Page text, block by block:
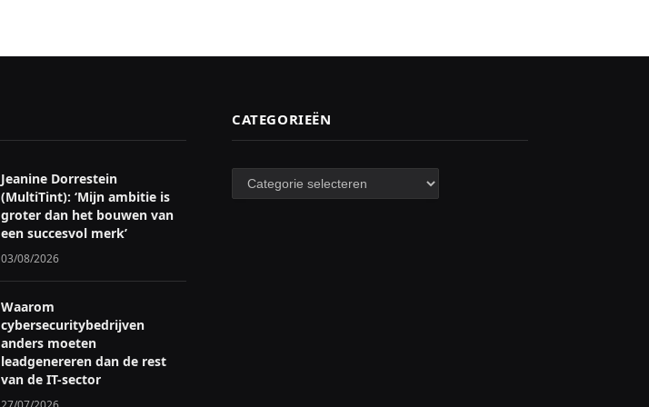
Jeanine Dorrestein
(MultiTint): ‘Mijn ambitie is
groter dan het bouwen van
een succesvol merk’
03/08/2026
Waarom
cybersecuritybedrijven
anders moeten
leadgenereren dan de rest
van de IT-sector
CATEGORIEËN
Categorieën